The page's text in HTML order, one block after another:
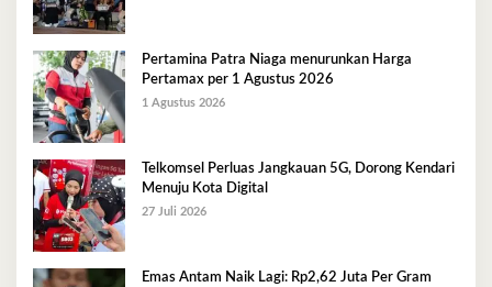
Pertamina Patra Niaga menurunkan Harga
Pertamax per 1 Agustus 2026
1 Agustus 2026
Telkomsel Perluas Jangkauan 5G, Dorong Kendari
Menuju Kota Digital
27 Juli 2026
Emas Antam Naik Lagi: Rp2,62 Juta Per Gram